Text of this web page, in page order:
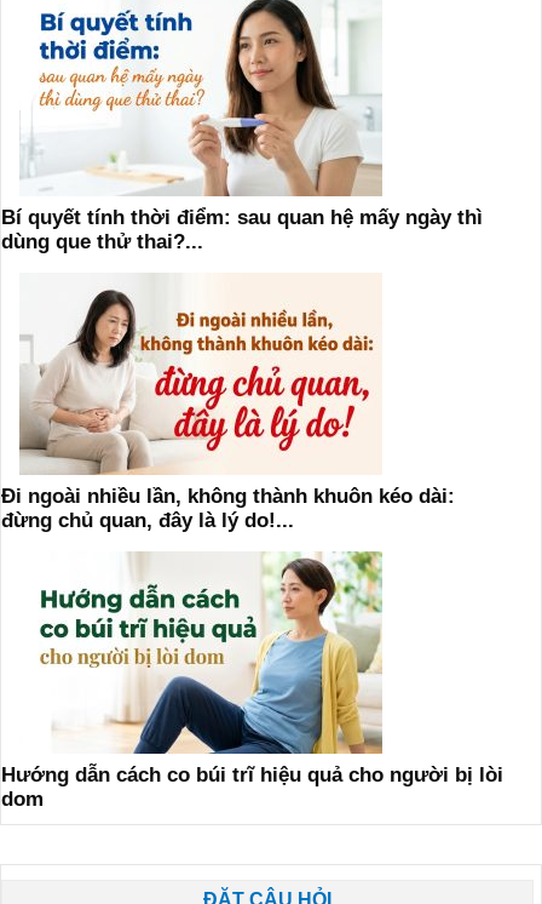
Bí quyết tính thời điểm: sau quan hệ mấy ngày thì
dùng que thử thai?...
Đi ngoài nhiều lần, không thành khuôn kéo dài:
đừng chủ quan, đây là lý do!...
Hướng dẫn cách co búi trĩ hiệu quả cho người bị lòi
dom
ĐẶT CÂU HỎI